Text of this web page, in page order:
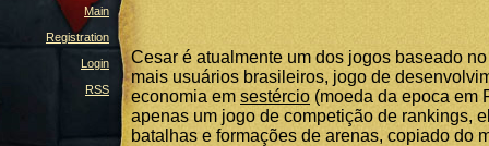
Main
Registration
Login
RSS
Cesar é atualmente um dos jogos baseado
mais usuários brasileiros, jogo de
economia em sestércio (moeda da epoca em
apenas um jogo de competição de rankings,
batalhas e formações de arenas, copiado do